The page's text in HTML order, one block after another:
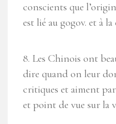
conscients que
est lié au gogov. et à
8. Les Chinois ont
dire quand on leur
critiques et aiment
et point de vue sur la